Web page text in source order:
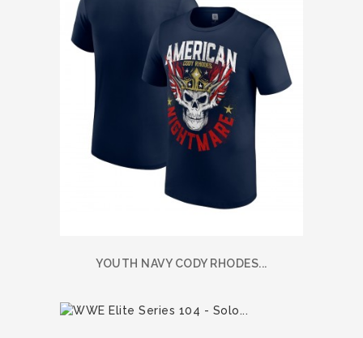
YOUTH NAVY CODY RHODES...